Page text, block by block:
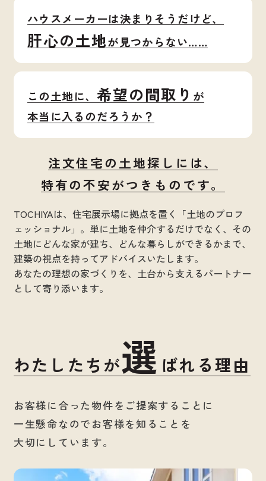
よくある質問
物件紹介
お知らせ
個人情報保護方針
サイトマップ
お問い合わせ
来店予約
無料査定
04-2941-4600
営業時間 10:00～18:00(水曜定休)
株式会社TOCHIYA
〒359-0046 埼玉県所沢市北所沢町2011番地1
ハウスメーカーは決まりそうだけど、
肝心の土地が見つからない……
この土地に、 希望の間取り が
本当に入るのだろうか？
注文住宅の土地探しには、
特有の不安がつきものです。
TOCHIYAは、住宅展示場に拠点を置く「土地のプロフ
ェッショナル」。 単に土地を仲介するだけでなく、その
土地にどんな家が建ち、どんな暮らしができるかまで、
建築の視点を持ってアドバイスいたします。
あなたの理想の家づくりを、土台から支えるパートナー
として寄り添います。
わたしたちが選 ばれる理由
お客様に合った物件をご提案することに
一生懸命なのでお客様を知ることを
大切にしています。